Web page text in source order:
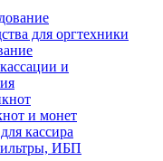
для оргтехники
и
и монет
кассира
ИБП